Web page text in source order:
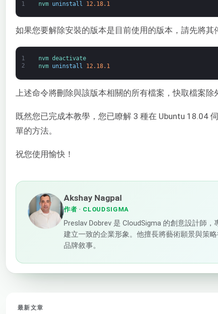
1 nvm uninstall 12.18.1
如果您要解除安裝的版本是目前使用的版本，請先將
1
2
nvm deactivate
nvm uninstall 12.18.1
上述命令將刪除與該版本相關的所有檔案，快取檔案除
既然您已完成本教學，您已瞭解 3 種在 Ubuntu 18.04
單的方法。
祝您使用愉快！
Akshay Nagpal
作者 · CLOUDSIGMA
Preslav Dobrev 是 CloudSigma 的創意設計師
建立一致的企業形象。他擅長將藝術願景與策
品牌敘事。
最新文章